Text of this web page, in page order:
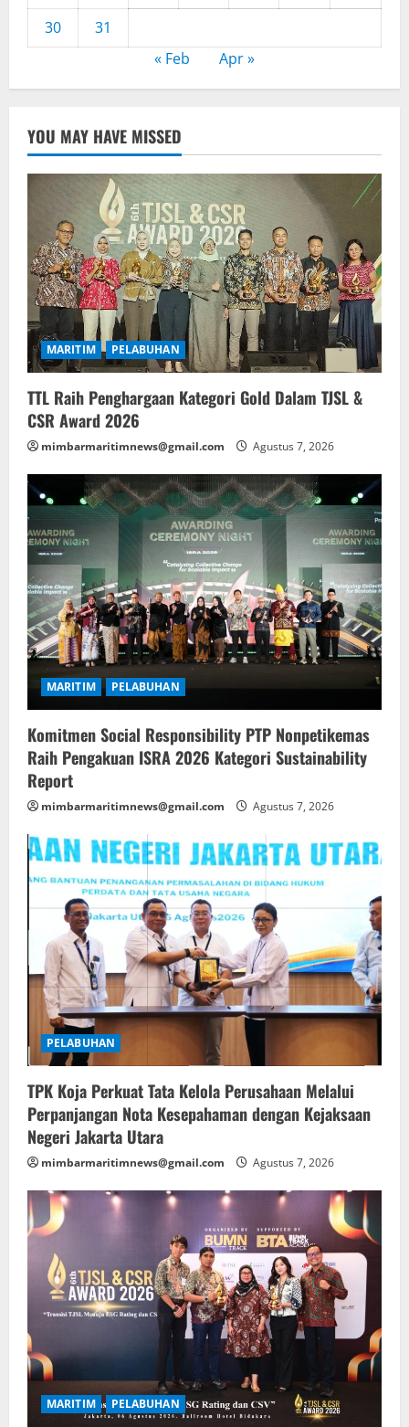
30
31
« Feb
Apr »
YOU MAY HAVE MISSED
MARITIM PELABUHAN
TTL Raih Penghargaan Kategori Gold Dalam TJSL &
CSR Award 2026
mimbarmaritimnews@gmail.com Agustus 7, 2026
MARITIM PELABUHAN
Komitmen Social Responsibility PTP Nonpetikemas
Raih Pengakuan ISRA 2026 Kategori Sustainability
Report
mimbarmaritimnews@gmail.com Agustus 7, 2026
PELABUHAN
TPK Koja Perkuat Tata Kelola Perusahaan Melalui
Perpanjangan Nota Kesepahaman dengan Kejaksaan
Negeri Jakarta Utara
mimbarmaritimnews@gmail.com Agustus 7, 2026
MARITIM PELABUHAN